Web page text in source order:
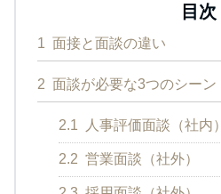
目次
1 面接と面談の違い
2 面談が必要な3つのシーン
2.1 人事評価面談（社内）
2.2 営業面談（社外）